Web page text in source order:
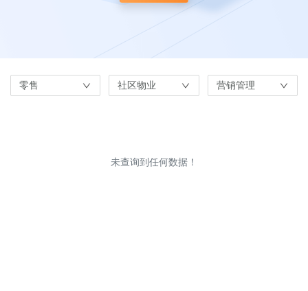
零售 社区物业 营销管理
未查询到任何数据！